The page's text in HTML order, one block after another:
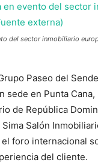
del sector inmobiliario
Paseo del
sede en Punta
de República
Salón
foro internacional
del cliente.